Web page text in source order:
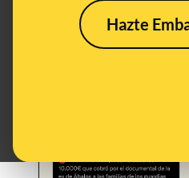
Hazte
What's being said:
«Aldama dona
🔴 #ÚLTIMAHORA |
asesinados en Barbate.